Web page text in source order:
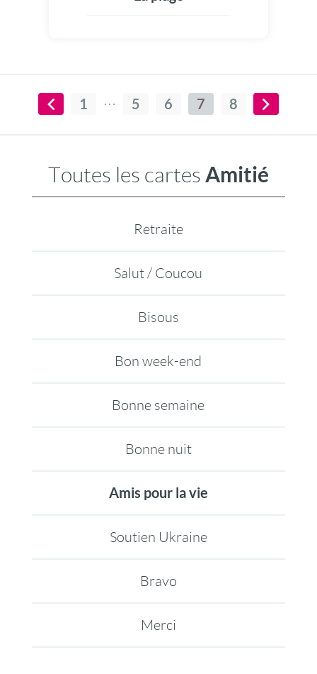
1 5 6 7 8
Toutes les cartes Amitié
Retraite
Salut / Coucou
Bisous
Bon week-end
Bonne semaine
Bonne nuit
Amis pour la vie
Soutien Ukraine
Bravo
Merci